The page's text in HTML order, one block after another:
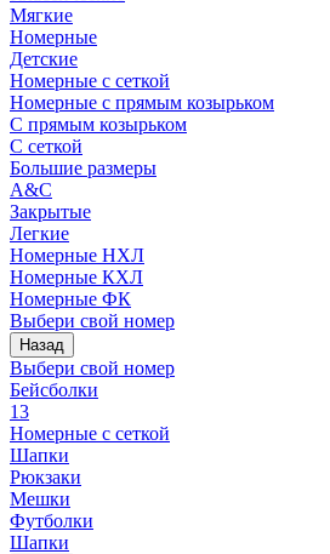
Мягкие
Номерные
Детские
Номерные с сеткой
Номерные с прямым козырьком
С прямым козырьком
С сеткой
Большие размеры
A&C
Закрытые
Легкие
Номерные НХЛ
Номерные КХЛ
Номерные ФК
Выбери свой номер
Назад
Выбери свой номер
Бейсболки
13
Номерные с сеткой
Шапки
Рюкзаки
Мешки
Футболки
Шапки